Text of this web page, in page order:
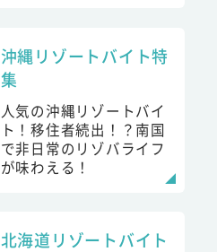
沖縄リゾートバイト特
集
人気の沖縄リゾートバイ
ト！移住者続出！？南国
で非日常のリゾバライフ
が味わえる！
北海道リゾートバイト